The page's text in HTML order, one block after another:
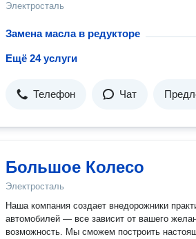
Электросталь
Замена масла в редукторе
Ещё 24 услуги
Телефон Чат
Большое Колесо
Электросталь
Наша компания создает внедорожники
автомобилей — все зависит от вашего
возможность. Мы сможем построить